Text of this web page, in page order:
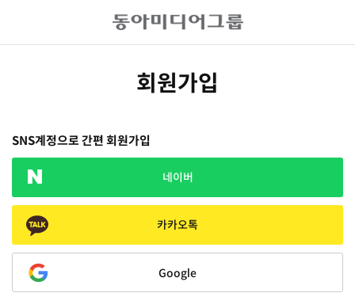
회원가입
SNS계정으로 간편 회원가입
네이버
카카오톡
Google